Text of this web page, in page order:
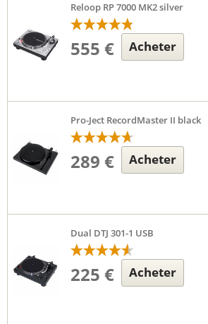
Reloop RP 7000 MK2 silver
555 € Acheter
Pro-Ject RecordMaster II black
289 € Acheter
Dual DTJ 301-1 USB
225 € Acheter